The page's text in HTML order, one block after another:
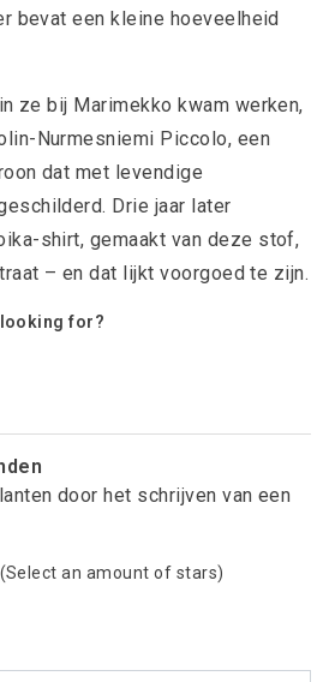
bevat een kleine hoeveelheid
ze bij Marimekko kwam werken,
Nurmesniemi Piccolo, een
dat met levendige
Drie jaar later
shirt, gemaakt van deze stof,
– en dat lijkt voorgoed te zijn.
for?
door het schrijven van een
(Select an amount of stars)